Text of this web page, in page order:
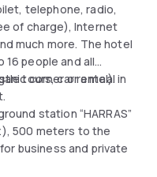
telephone, radio,
of charge), Internet
much more. The hotel
people and all
tours, car rental).
corner or a meal in
station “HARRAS”
500 meters to the
business and private